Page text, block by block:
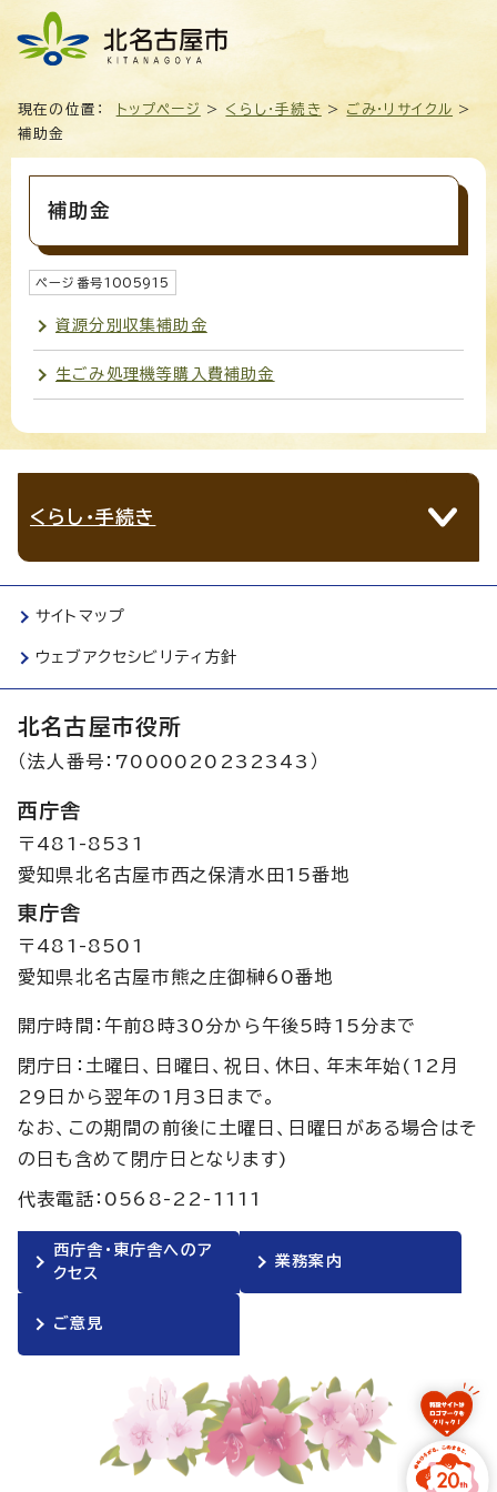
現在の位置： トップページ > くらし・手続き > ごみ・リサイクル >
補助金
補助金
ページ番号1005915
資源分別収集補助金
生ごみ処理機等購入費補助金
くらし・手続き
サイトマップ
ウェブアクセシビリティ方針
北名古屋市役所
（法人番号：7000020232343）
西庁舎
〒481-8531
愛知県北名古屋市西之保清水田15番地
東庁舎
〒481-8501
愛知県北名古屋市熊之庄御榊60番地
開庁時間：午前8時30分から午後5時15分まで
閉庁日：土曜日、日曜日、祝日、休日、年末年始(12月
29日から翌年の1月3日まで。
なお、この期間の前後に土曜日、日曜日がある場合はそ
の日も含めて閉庁日となります)
代表電話：0568-22-1111
西庁舎・東庁舎へのア
クセス
業務案内
ご意見